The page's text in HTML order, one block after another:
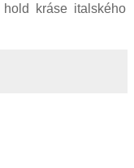
kráse italského